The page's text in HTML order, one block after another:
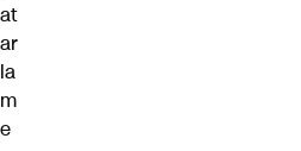
at
ar
la
m
e